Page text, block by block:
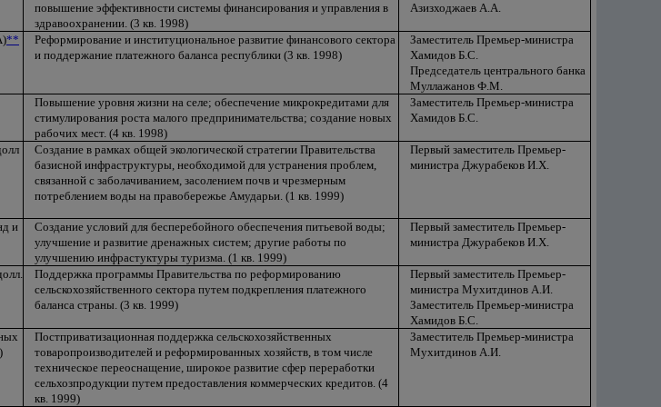
повышение эффективности системы финансирования и управления в
здравоохранении. (3 кв. 1998)
Азизходжаев А.А.
**
Реформирование и институциональное развитие финансового сектора
и поддержание платежного баланса республики (3 кв. 1998)
Заместитель Премьер-министра
Хамидов Б.С.
Председатель центрального банка
Муллажанов Ф.М.
Повышение уровня жизни на селе; обеспечение микрокредитами для
стимулирования роста малого предпринимательства; создание новых
рабочих мест. (4 кв. 1998)
Заместитель Премьер-министра
Хамидов Б.С.
Создание в рамках общей экологической стратегии Правительства
базисной инфраструктуры, необходимой для устранения проблем,
связанной с заболачиванием, засолением почв и чрезмерным
потреблением воды на правобережье Амударьи. (1 кв. 1999)
Первый заместитель Премьер-
министра Джурабеков И.Х.
и
Создание условий для бесперебойного обеспечения питьевой воды;
улучшение и развитие дренажных систем; другие работы по
улучшению инфрастуктуры туризма. (1 кв. 1999)
Первый заместитель Премьер-
министра Джурабеков И.Х.
Поддержка программы Правительства по реформированию
сельскохозяйственного сектора путем подкрепления платежного
баланса страны. (3 кв. 1999)
Первый заместитель Премьер-
министра Мухитдинов А.И.
Заместитель Премьер-министра
Хамидов Б.С.
Постприватизационная поддержка сельскохозяйственных
товаропроизводителей и реформированных хозяйств, в том числе
техническое переоснащение, широкое развитие сфер переработки
сельхозпродукции путем предоставления коммерческих кредитов. (4
кв. 1999)
Заместитель Премьер-министра
Мухитдинов А.И.